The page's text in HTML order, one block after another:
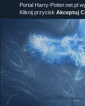
Portal Harry-Potter.net.pl
Kliknij przycisk Akceptuj